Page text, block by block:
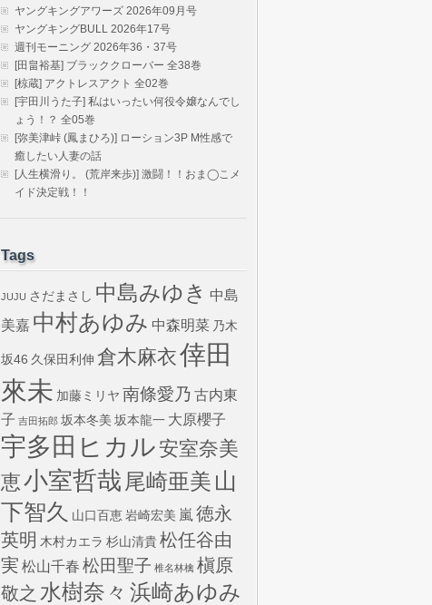
ヤングキングアワーズ 2026年09月号
ヤングキングBULL 2026年17号
週刊モーニング 2026年36・37号
[田畠裕基] ブラッククローバー 全38巻
[椋蔵] アクトレスアクト 全02巻
[宇田川うた子] 私はいったい何役令嬢なんでし
ょう！？ 全05巻
[弥美津峠 (鳳まひろ)] ローション3P M性感で
癒したい人妻の話
[人生横滑り。 (荒岸来歩)] 激闘！！おま◯こメ
イド決定戦！！
Tags
JUJU さだまさし 中島みゆき 中島
美嘉 中村あゆみ 中森明菜 乃木
坂46 久保田利伸 倉木麻衣倖田
來未 加藤ミリヤ 南條愛乃 古内東
子 吉田拓郎 坂本冬美 坂本龍一 大原櫻子
宇多田ヒカル安室奈美
恵小室哲哉 尾崎亜美 山
下智久 山口百恵岩崎宏美 嵐 徳永
英明 木村カエラ 杉山清貴松任谷由
実 松山千春 松田聖子 椎名林檎 槇原
敬之 水樹奈々 浜崎あゆみ